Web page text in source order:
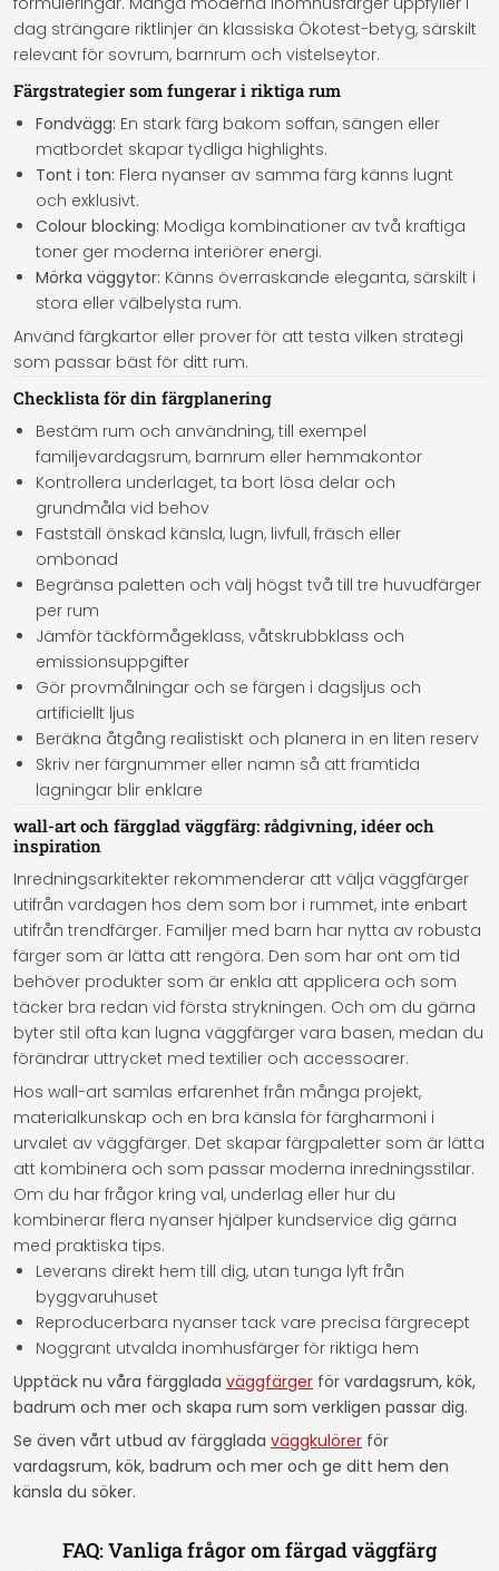
dag strängare riktlinjer än klassiska Ökotest-betyg, särskilt
relevant för sovrum, barnrum och vistelseytor.
Färgstrategier som fungerar i riktiga rum
Fondvägg: En stark färg bakom soffan, sängen eller
matbordet skapar tydliga highlights.
Tont i ton: Flera nyanser av samma färg känns lugnt
och exklusivt.
Colour blocking: Modiga kombinationer av två kraftiga
toner ger moderna interiörer energi.
Mörka väggytor: Känns överraskande eleganta, särskilt i
stora eller välbelysta rum.
Använd färgkartor eller prover för att testa vilken strategi
som passar bäst för ditt rum.
Checklista för din färgplanering
Bestäm rum och användning, till exempel
familjevardagsrum, barnrum eller hemmakontor
Kontrollera underlaget, ta bort lösa delar och
grundmåla vid behov
Fastställ önskad känsla, lugn, livfull, fräsch eller
ombonad
Begränsa paletten och välj högst två till tre huvudfärger
per rum
Jämför täckförmågeklass, våtskrubbklass och
emissionsuppgifter
Gör provmålningar och se färgen i dagsljus och
artificiellt ljus
Beräkna åtgång realistiskt och planera in en liten reserv
Skriv ner färgnummer eller namn så att framtida
lagningar blir enklare
wall-art och färgglad väggfärg: rådgivning, idéer och
inspiration
Inredningsarkitekter rekommenderar att välja väggfärger
utifrån vardagen hos dem som bor i rummet, inte enbart
utifrån trendfärger. Familjer med barn har nytta av robusta
färger som är lätta att rengöra. Den som har ont om tid
behöver produkter som är enkla att applicera och som
täcker bra redan vid första strykningen. Och om du gärna
byter stil ofta kan lugna väggfärger vara basen, medan du
förändrar uttrycket med textilier och accessoarer.
Hos wall-art samlas erfarenhet från många projekt,
materialkunskap och en bra känsla för färgharmoni i
urvalet av väggfärger. Det skapar färgpaletter som är lätta
att kombinera och som passar moderna inredningsstilar.
Om du har frågor kring val, underlag eller hur du
kombinerar flera nyanser hjälper kundservice dig gärna
med praktiska tips.
Leverans direkt hem till dig, utan tunga lyft från
byggvaruhuset
Reproducerbara nyanser tack vare precisa färgrecept
Noggrant utvalda inomhusfärger för riktiga hem
Upptäck nu våra färgglada väggfärger för vardagsrum, kök,
badrum och mer och skapa rum som verkligen passar dig.
Se även vårt utbud av färgglada väggkulörer för
vardagsrum, kök, badrum och mer och ge ditt hem den
känsla du söker.
FAQ: Vanliga frågor om färgad väggfärg